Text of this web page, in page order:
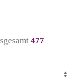
477